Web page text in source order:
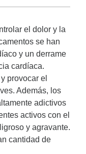
el dolor y la
se han
y un derrame
cardíaca.
provocar el
Además, los
adictivos
activos con el
y agravante.
cantidad de